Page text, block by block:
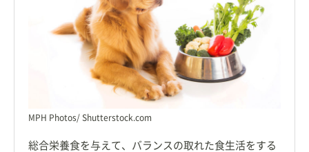
MPH Photos/ Shutterstock.com
総合栄養食を与えて、バランスの取れた食生活をする